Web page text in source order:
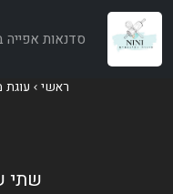
סדנאות אפייה
ראשי עוגת
שתי